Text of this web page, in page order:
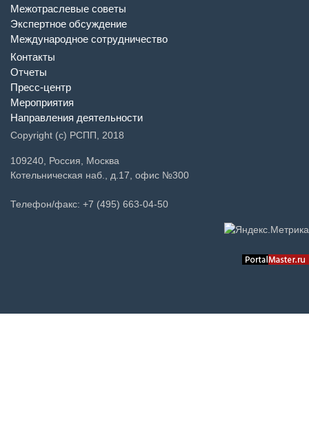
Межотраслевые советы
Экспертное обсуждение
Международное сотрудничество
Контакты
Отчеты
Пресс-центр
Мероприятия
Направления деятельности
Copyright (c) РСПП, 2018
109240, Россия, Москва
Котельническая наб., д.17, офис №300
Телефон/факс: +7 (495) 663-04-50